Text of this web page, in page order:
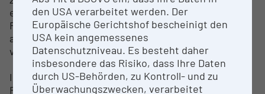
einschließlich Museumsobjekten und
Forschungsproben wie biologischem Material,
archäologischen Artefakten, Gesteinsproben und
vielem mehr.
Infrastruktur wurde durch die Österreichische
Forschungsförderungsgesellschaft – FFG gefördert
den USA verarbeitet werden. Der
Europäische Gerichtshof bescheinigt den
USA kein angemessenes
Datenschutzniveau. Es besteht daher
insbesondere das Risiko, dass Ihre Daten
durch US-Behörden, zu Kontroll- und zu
Überwachungszwecken, verarbeitet